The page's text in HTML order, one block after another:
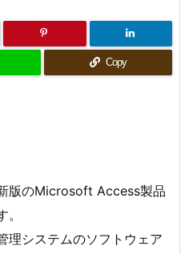
Copy
版のMicrosoft Access製品
理システムのソフトウェア